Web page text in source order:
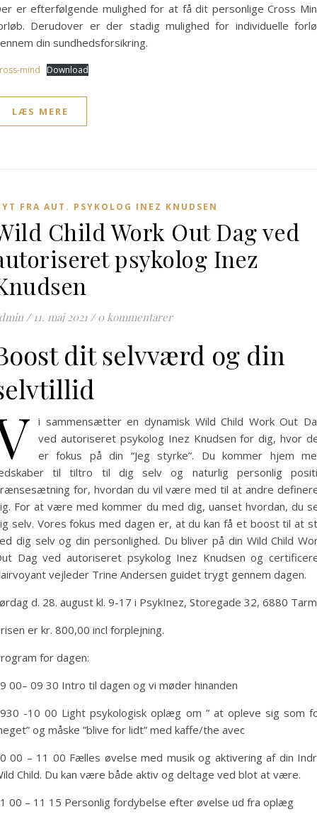
er efterfølgende mulighed for at få dit personlige Cross
Derudover er der stadig mulighed for individuelle
din sundhedsforsikring.
mind Download
LÆS MERE
FRA AUT. PSYKOLOG INEZ KNUDSEN
Child Work Out Dag ved
psykolog Inez
/ 11. maj 2021 / 0 kommentarer
dit selvværd og din
i sammensætter en dynamisk Wild Child Work Out
ved autoriseret psykolog Inez Knudsen for dig, hvor
er fokus på din “Jeg styrke”. Du kommer hjem
til tiltro til dig selv og naturlig personlig
for, hvordan du vil være med til at andre
For at være med kommer du med dig, uanset hvordan, du
selv. Vores fokus med dagen er, at du kan få et boost til at
dig selv og din personlighed. Du bliver på din Wild Child
Dag ved autoriseret psykolog Inez Knudsen og
vejleder Trine Andersen guidet trygt gennem dagen.
d. 28. august kl. 9-17 i PsykInez, Storegade 32, 6880
er kr. 800,00 incl forplejning.
for dagen:
00– 09 30 Intro til dagen og vi møder hinanden
-10 00 Light psykologisk oplæg om ” at opleve sig som
og måske ”blive for lidt” med kaffe/the avec
00 – 11 00 Fælles øvelse med musik og aktivering af din
Child. Du kan være både aktiv og deltage ved blot at være.
00 – 11 15 Personlig fordybelse efter øvelse ud fra oplæg